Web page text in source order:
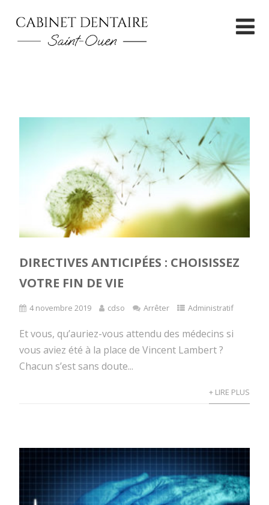
DIRECTIVES ANTICIPÉES : CHOISISSEZ
VOTRE FIN DE VIE
4 novembre 2019 cdso Arrêter Administratif
Et vous, qu’auriez-vous attendu des médecins si
vous aviez été à la place de Vincent Lambert ?
Chacun s’est sans doute...
+ LIRE PLUS